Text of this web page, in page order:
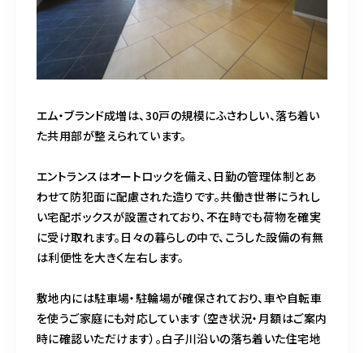
エム・ブランド成増は、30戸の規模にふさわしい、落ち着い
た共用部が整えられています。
エントランスはオートロックを備え、日勤の管理体制とあ
わせて防犯面に配慮された造りです。共働き世帯にうれし
い宅配ボックスが設置されており、不在時でも荷物を確実
に受け取れます。日々の暮らしの中で、こうした設備の有無
は利便性を大きく左右します。
敷地内には駐車場・駐輪場が確保されており、車や自転車
を使うご家庭にも対応しています（空き状況・月額はご案内
時に確認いただけます）。白子川沿いの落ち着いた住宅地